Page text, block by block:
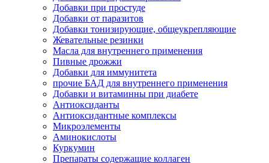
Добавки при простуде
Добавки от паразитов
Добавки тонизирующие, общеукрепляющие
Жевательные резинки
Масла для внутреннего применения
Пивные дрожжи
Добавки для иммунитета
прочие БАД для внутреннего применения
Добавки и витаминны при диабете
Антиоксиданты
Антиоксидантные комплексы
Микроэлементы
Аминокислоты
Куркумин
Препараты содержащие коллаген